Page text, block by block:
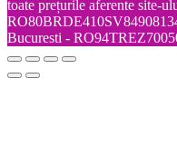
toate prețurile aferente site-
Bucuresti -